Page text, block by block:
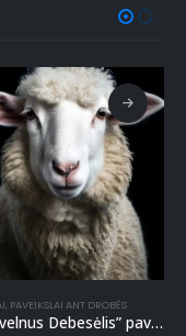
, PAVEIKSLAI ANT DROBĖS
“Avis Švelnus Debesėlis” paveikslas ant drobės